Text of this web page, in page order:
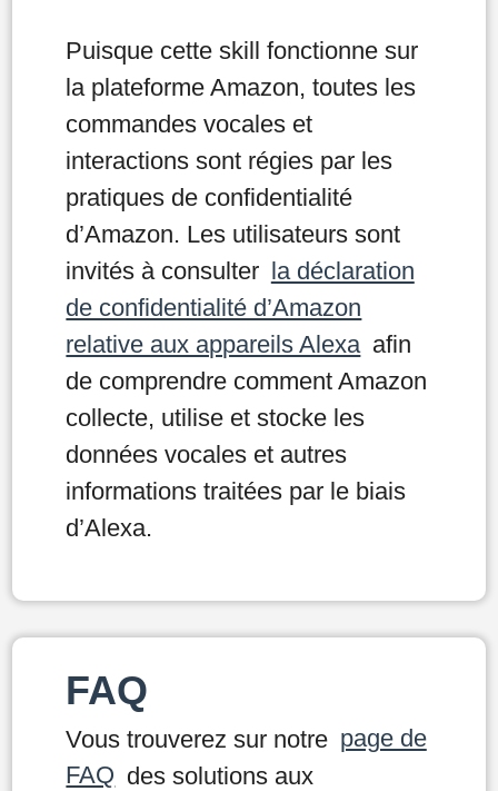
Puisque cette skill fonctionne sur
la plateforme Amazon, toutes les
commandes vocales et
interactions sont régies par les
pratiques de confidentialité
d’Amazon. Les utilisateurs sont
invités à consulter la déclaration
de confidentialité d’Amazon
relative aux appareils Alexa afin
de comprendre comment Amazon
collecte, utilise et stocke les
données vocales et autres
informations traitées par le biais
d’Alexa.
FAQ
Vous trouverez sur notre page de
FAQ des solutions aux